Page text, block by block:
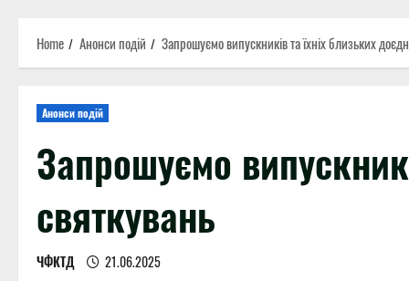
Home Анонси подій Запрошуємо випускників та їхніх близьких
Анонси подій
Запрошуємо
святкувань
ЧФКТД 21.06.2025